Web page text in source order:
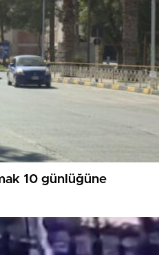
10 günlüğüne